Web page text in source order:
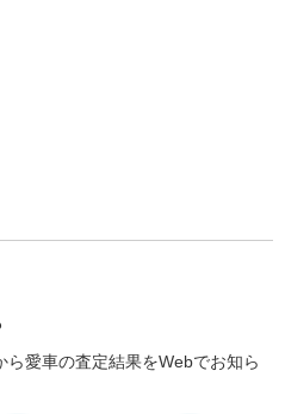
ら愛車の査定結果をWebでお知ら